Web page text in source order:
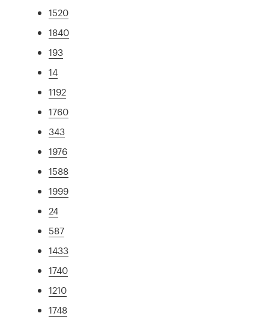
1520
1840
193
14
1192
1760
343
1976
1588
1999
24
587
1433
1740
1210
1748